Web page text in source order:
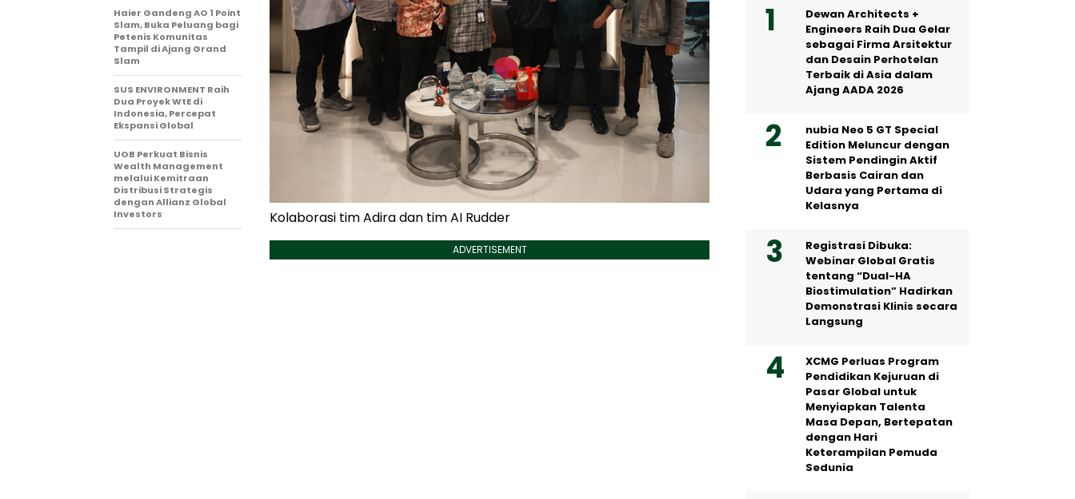
Kolaborasi tim Adira dan tim AI Rudder
ADVERTISEMENT
Haier Gandeng AO 1 Point
Slam, Buka Peluang bagi
Petenis Komunitas
Tampil di Ajang Grand
Slam
SUS ENVIRONMENT Raih
Dua Proyek WtE di
Indonesia, Percepat
Ekspansi Global
UOB Perkuat Bisnis
Wealth Management
melalui Kemitraan
Distribusi Strategis
dengan Allianz Global
Investors
Dewan Architects +
Engineers Raih Dua Gelar
sebagai Firma Arsitektur
dan Desain Perhotelan
Terbaik di Asia dalam
Ajang AADA 2026
nubia Neo 5 GT Special
Edition Meluncur dengan
Sistem Pendingin Aktif
Berbasis Cairan dan
Udara yang Pertama di
Kelasnya
Registrasi Dibuka:
Webinar Global Gratis
tentang “Dual-HA
Biostimulation” Hadirkan
Demonstrasi Klinis secara
Langsung
XCMG Perluas Program
Pendidikan Kejuruan di
Pasar Global untuk
Menyiapkan Talenta
Masa Depan, Bertepatan
dengan Hari
Keterampilan Pemuda
Sedunia